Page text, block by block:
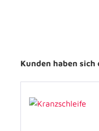
Kunden haben sich